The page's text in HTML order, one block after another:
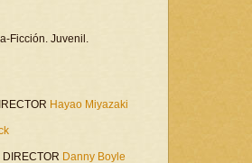
Ficción. Juvenil.
Hayao Miyazaki
Danny Boyle